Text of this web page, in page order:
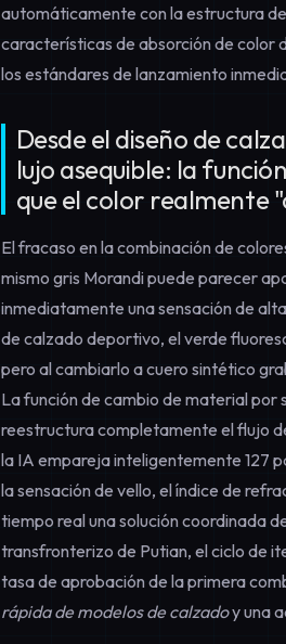
automáticamente con la estructura
características de absorción de color
los estándares de lanzamiento
Desde el diseño de
lujo asequible: la
que el color realmente
El fracaso en la combinación de
mismo gris Morandi puede parecer
inmediatamente una sensación de
de calzado deportivo, el verde
pero al cambiarlo a cuero sintético
Lafunción de cambio de material por
reestructura completamente el flujo
la IA empareja inteligentemente 127
la sensación de vello, el índice de
tiempo real una solución coordinada
transfronterizo de Putian, el ciclo de
tasa de aprobación de la primera
rápida de modelos de calzadoy una